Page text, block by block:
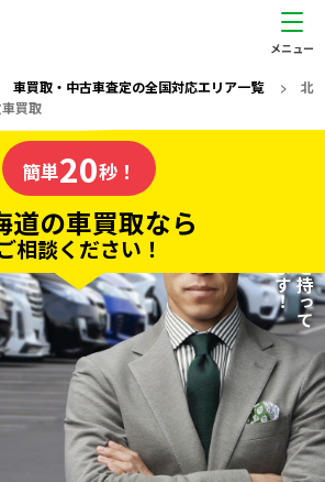
車買取・中古車査定の全国対応エリア一覧> 北
買取
取なら
定を提案。
私たちが責任を持って
査定いたします！
簡単20秒！
道の車買取なら
相談ください！
秒で入力完了！
カンタンWeb査定
たお車を丁寧に査定いたします